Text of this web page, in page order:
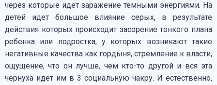
через которые идет заражение темными энергиями. На
детей идет большое влияние серых, в результате
действия которых происходит засорение тонкого плана
ребенка или подростка, у которых возникают такие
негативные качества как гордыня, стремление к власти,
ощущение, что он лучше, чем кто-то другой и вся эта
чернуха идет им в 3 социальную чакру. И естественно,